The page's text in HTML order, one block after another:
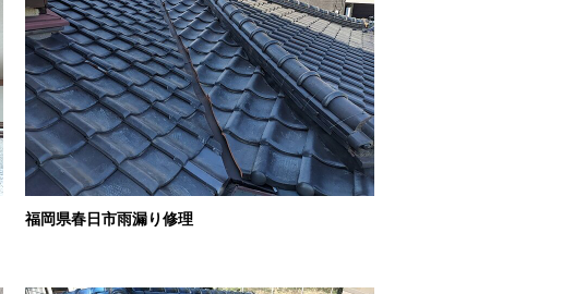
福岡県春日市雨漏り修理